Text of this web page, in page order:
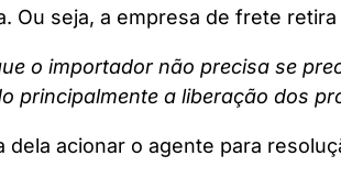
Ou seja, a empresa de frete
o importador não precisa se
principalmente a liberação dos
dela acionar o agente para